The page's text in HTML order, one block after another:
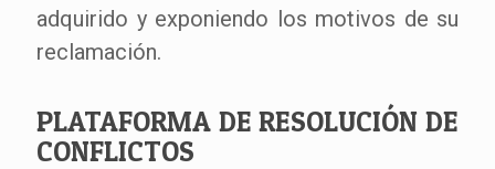
adquirido y exponiendo los motivos de su
reclamación.
PLATAFORMA DE RESOLUCIÓN DE
CONFLICTOS